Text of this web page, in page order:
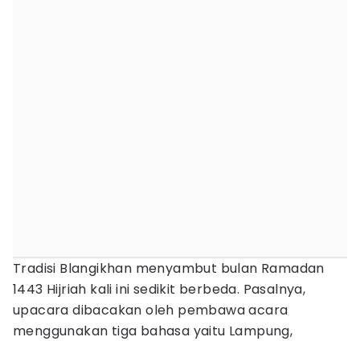
Tradisi Blangikhan menyambut bulan Ramadan
1443 Hijriah kali ini sedikit berbeda. Pasalnya,
upacara dibacakan oleh pembawa acara
menggunakan tiga bahasa yaitu Lampung,